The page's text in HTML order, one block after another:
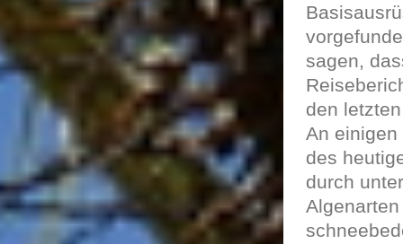
sagen,
den
An einigen
des
durch